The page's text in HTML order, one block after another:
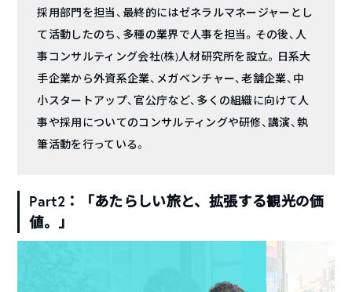
採用部門を担当、最終的にはゼネラルマネージャーとし
て活動したのち、多種の業界で人事を担当。その後、人
事コンサルティング会社(株)人材研究所を設立。日系大
手企業から外資系企業、メガベンチャー、老舗企業、中
小スタートアップ、官公庁など、多くの組織に向けて人
事や採用についてのコンサルティングや研修、講演、執
筆活動を行っている。
Part2：「あたらしい旅と、拡張する観光の価
値。」